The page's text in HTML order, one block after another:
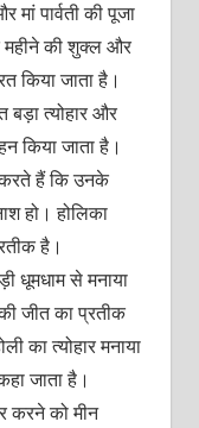
पार्वती की पूजा
महीने की शुक्‍ल और
किया जाता है।
बड़ा त्‍योहार और
किया जाता है।
करते हैं कि उनके
हो। होलिका
है।
धूमधाम से मनाया
जीत का प्रतीक
का त्‍योहार मनाया
जाता है।
करने को मीन